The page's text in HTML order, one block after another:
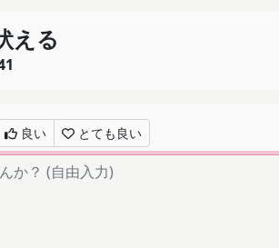
える
良い とても良い